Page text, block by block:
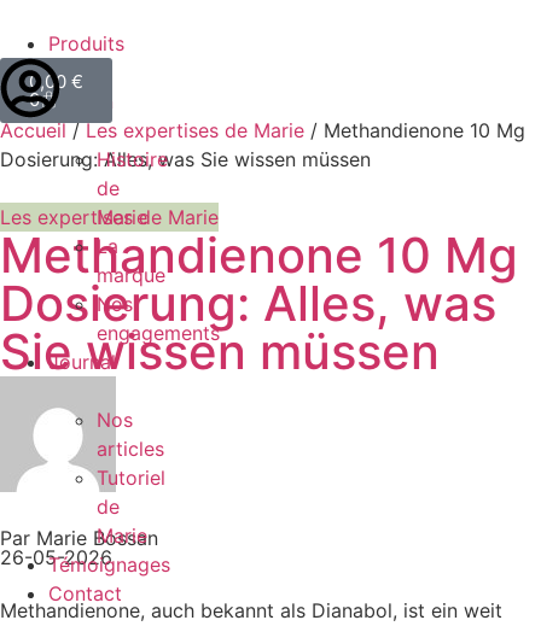
Produits
Marie
Bossan
Histoire
de
Marie
La
marque
Nos
engagements
Journal
Nos
articles
Tutoriel
de
Marie
Témoignages
Contact
0,00 €
0
Accueil/Les expertises de Marie / Methandienone 10 Mg
Dosierung: Alles, was Sie wissen müssen
Les expertises de Marie
Methandienone 10 Mg
Dosierung: Alles, was
Sie wissen müssen
Par Marie Bossan
26-05-2026
Methandienone, auch bekannt als Dianabol, ist ein weit